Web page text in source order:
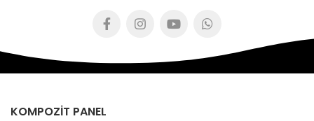
KOMPOZİT PANEL